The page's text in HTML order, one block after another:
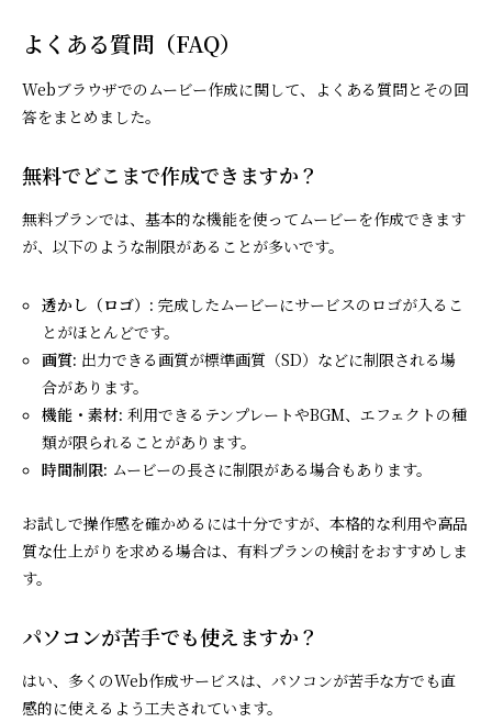
よくある質問（FAQ）
Webブラウザでのムービー作成に関して、よくある質問とその回
答をまとめました。
無料でどこまで作成できますか？
無料プランでは、基本的な機能を使ってムービーを作成できます
が、以下のような制限があることが多いです。
透かし（ロゴ）: 完成したムービーにサービスのロゴが入るこ
とがほとんどです。
画質: 出力できる画質が標準画質（SD）などに制限される場
合があります。
機能・素材: 利用できるテンプレートやBGM、エフェクトの種
類が限られることがあります。
時間制限: ムービーの長さに制限がある場合もあります。
お試しで操作感を確かめるには十分ですが、本格的な利用や高品
質な仕上がりを求める場合は、有料プランの検討をおすすめしま
す。
パソコンが苦手でも使えますか？
はい、多くのWeb作成サービスは、パソコンが苦手な方でも直
感的に使えるよう工夫されています。